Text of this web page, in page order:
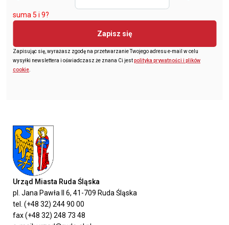
suma 5 i 9?
Zapisz się
Zapisując się, wyrażasz zgodę na przetwarzanie Twojego adresu e-mail w celu
wysyłki newslettera i oświadczasz że znana Ci jestpolityka prywatności i plików
cookie
Urząd Miasta Ruda Śląska
pl. Jana Pawła II 6, 41-709 Ruda Śląska
tel. (+48 32) 244 90 00
fax (+48 32) 248 73 48